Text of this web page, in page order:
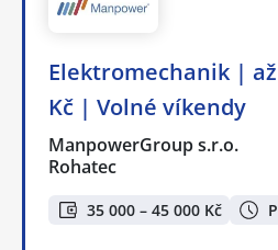
Elektromechanik | až
Kč | Volné víkendy
ManpowerGroup s.r.o.
Rohatec
35 000 – 45 000 Kč